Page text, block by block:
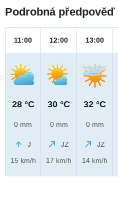
Podrobná předpověď
11:00
28 °C
0 mm
J
15 km/h
12:00
30 °C
0 mm
JZ
17 km/h
13:00
32 °C
0 mm
JZ
14 km/h